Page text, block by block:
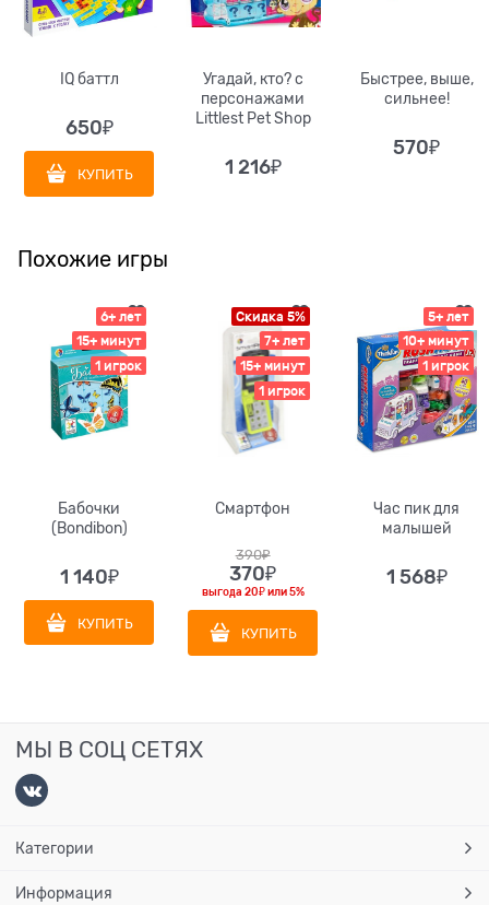
IQ баттл
650₽
КУПИТЬ
Угадай, кто? с
персонажами
Littlest Pet Shop
1 216₽
Быстрее, выше,
сильнее!
570₽
Похожие игры
6+ лет
15+ минут
1 игрок
Бабочки
(Bondibon)
1 140₽
КУПИТЬ
Скидка 5%
7+ лет
15+ минут
1 игрок
Смартфон
390₽
370₽
выгода 20₽или5%
КУПИТЬ
5+ лет
10+ минут
1 игрок
Час пик для
малышей
1 568₽
МЫ В СОЦ СЕТЯХ
Категории
Информация